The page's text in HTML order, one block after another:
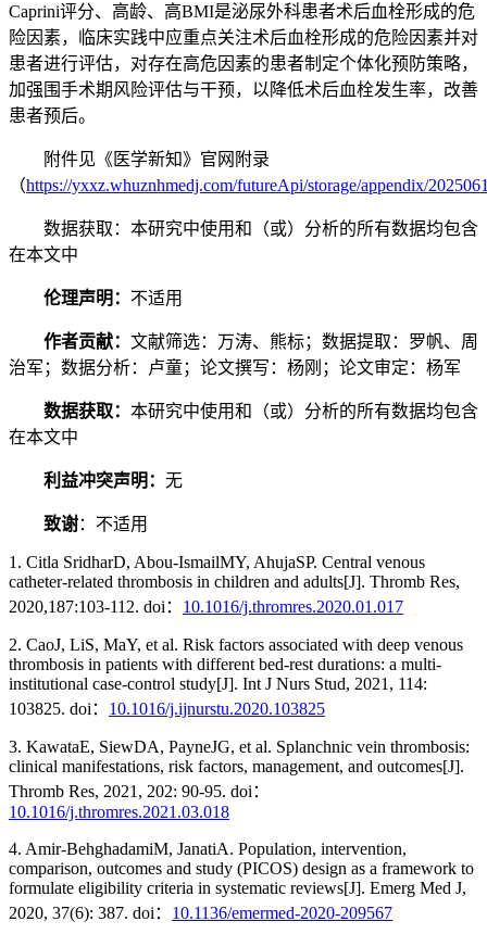
Caprini评分、高龄、高BMI是泌尿外科患者术后血栓形成的危
险因素，临床实践中应重点关注术后血栓形成的危险因素并对
患者进行评估，对存在高危因素的患者制定个体化预防策略，
加强围手术期风险评估与干预，以降低术后血栓发生率，改善
患者预后。
附件见《医学新知》官网附录
（https://yxxz.whuznhmedj.com/futureApi/storage/appendix/
数据获取：本研究中使用和（或）分析的所有数据均包含
在本文中
伦理声明： 不适用
作者贡献： 文献筛选：万涛、熊标；数据提取：罗帆、周
治军；数据分析：卢童；论文撰写：杨刚；论文审定：杨军
数据获取： 本研究中使用和（或）分析的所有数据均包含
在本文中
利益冲突声明： 无
致谢：不适用
1. Citla SridharD, Abou-IsmailMY, AhujaSP. Central venous
catheter-related thrombosis in children and adults[J]. Thromb Res,
2020,187:103-112. doi： 10.1016/j.thromres.2020.01.017
2. CaoJ, LiS, MaY, et al. Risk factors associated with deep venous
thrombosis in patients with different bed-rest durations: a multi-
institutional case-control study[J]. Int J Nurs Stud, 2021, 114:
103825. doi： 10.1016/j.ijnurstu.2020.103825
3. KawataE, SiewDA, PayneJG, et al. Splanchnic vein thrombosis:
clinical manifestations, risk factors, management, and outcomes[J].
Thromb Res, 2021, 202: 90-95. doi：
10.1016/j.thromres.2021.03.018
4. Amir-BehghadamiM, JanatiA. Population, intervention,
comparison, outcomes and study (PICOS) design as a framework to
formulate eligibility criteria in systematic reviews[J]. Emerg Med J,
2020, 37(6): 387. doi： 10.1136/emermed-2020-209567